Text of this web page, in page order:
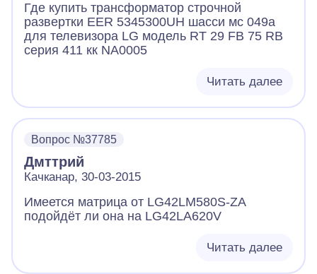
Где купить трансформатор строчной
развертки EER 5345300UH шасси мс 049а
для телевизора LG модель RT 29 FB 75 RB
серия 411 кк NA0005
Читать далее
Вопрос №37785
Дмттрий
Качканар, 30-03-2015
Имеется матрица от LG42LM580S-ZA
подойдёт ли она на LG42LA620V
Читать далее